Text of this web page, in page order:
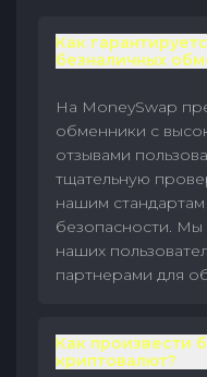
Как
безналичных
На MoneySwap
обменники с
отзывами
тщательную
нашим
безопасности. Мы
наших
партнерами для
Как произвести
криптовалют?